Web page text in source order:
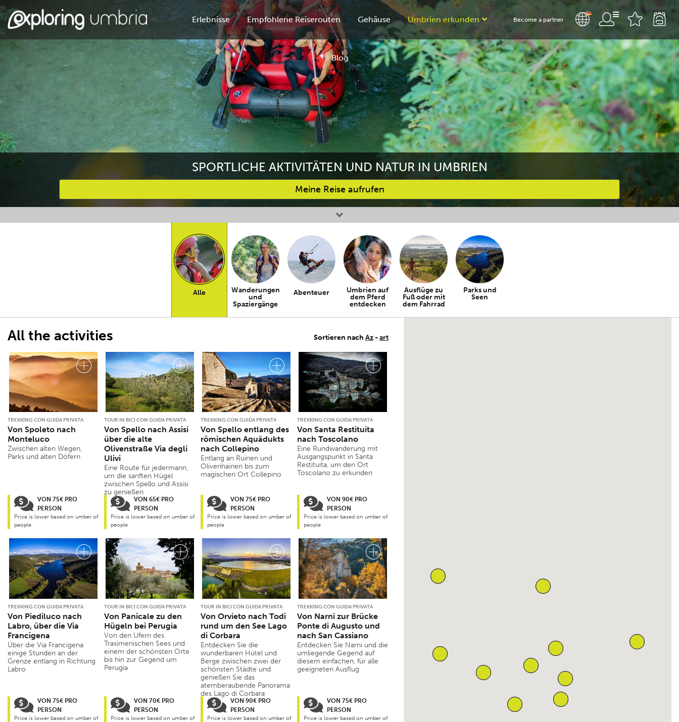
Erlebnisse Empfohlene Reiserouten Gehäuse Umbrien erkunden
Blog
Become a partner
SPORTLICHE AKTIVITÄTEN UND NATUR IN UMBRIEN
Meine Reise aufrufen
Bevorzugte Aktivitäten
Alle
Wanderungen
und
Spaziergänge
Abenteuer
Umbrien auf
dem Pferd
entdecken
Ausflüge zu
Fuß oder mit
dem Fahrrad
Parks und
Seen
Sortieren nach Az -art
All the activities
TREKKING CON GUIDA PRIVATA
Von Spoleto nach
Monteluco
Zwischen alten Wegen,
Parks und alten Döfern
VON 75€ PRO
PERSON
Price is lower based on umber of
people
TOUR IN BICI CON GUIDA PRIVATA
Von Spello nach Assisi
über die alte
Olivenstraße Via degli
Ulivi
Eine Route für jedermann,
um die sanften Hügel
zwischen Spello und Assisi
zu genießen
VON 65€ PRO
PERSON
Price is lower based on umber of
people
TREKKING CON GUIDA PRIVATA
Von Spello entlang des
römischen Aquädukts
nach Collepino
Entlang an Ruinen und
Olivenhainen bis zum
magischen Ort Collepino
VON 75€ PRO
PERSON
Price is lower based on umber of
people
TREKKING CON GUIDA PRIVATA
Von Santa Restituita
nach Toscolano
Eine Rundwanderung mit
Ausgangspunkt in Santa
Restituita, um den Ort
Toscolano zu erkunden
VON 90€ PRO
PERSON
Price is lower based on umber of
people
TREKKING CON GUIDA PRIVATA
Von Piediluco nach
Labro, über die Via
Francigena
Über die Via Francigena
einige Stunden an der
Grenze entlang in Richtung
Labro
VON 75€ PRO
PERSON
Price is lower based on umber of
TOUR IN BICI CON GUIDA PRIVATA
Von Panicale zu den
Hügeln bei Perugia
Von den Ufern des
Trasimenischen Sees und
einem der schönsten Orte
bis hin zur Gegend um
Perugia
VON 70€ PRO
PERSON
Price is lower based on umber of
TOUR IN BICI CON GUIDA PRIVATA
Von Orvieto nach Todi
rund um den See Lago
di Corbara
Entdecken Sie die
wunderbaren Hütel und
Berge zwischen zwei der
schönsten Städte und
genießen Sie das
atemberaubende Panorama
des Lago di Corbara
VON 90€ PRO
PERSON
Price is lower based on umber of
TREKKING CON GUIDA PRIVATA
Von Narni zur Brücke
Ponte di Augusto und
nach San Cassiano
Entdecken Sie Narni und die
umliegende Gegend auf
diesem einfachen, für alle
geeigneten Ausflug
VON 75€ PRO
PERSON
Price is lower based on umber of